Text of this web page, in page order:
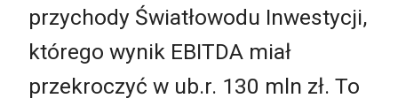
przychody Światłowodu Inwestycji,
którego wynik EBITDA miał
przekroczyć w ub.r. 130 mln zł. To